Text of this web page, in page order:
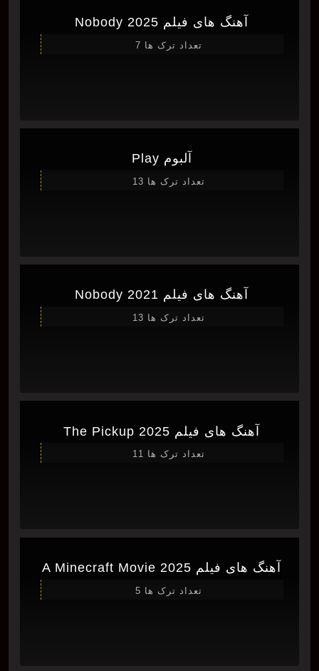
آهنگ های فیلم Nobody 2025
تعداد ترک ها 7
آلبوم Play
تعداد ترک ها 13
آهنگ های فیلم Nobody 2021
تعداد ترک ها 13
آهنگ های فیلم The Pickup 2025
تعداد ترک ها 11
آهنگ های فیلم A Minecraft Movie 2025
تعداد ترک ها 5